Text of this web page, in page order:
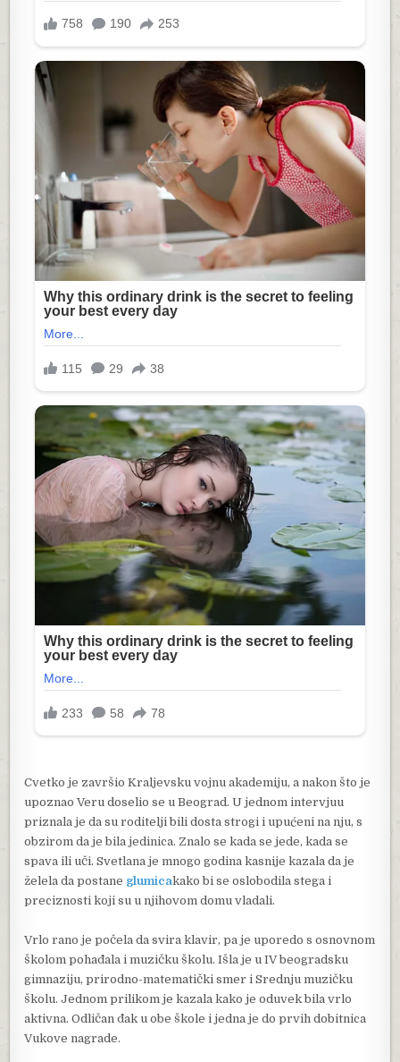
Cvetko je završio Kraljevsku vojnu akademiju, a nakon što je
upoznao Veru doselio se u Beograd. U jednom intervjuu
priznala je da su roditelji bili dosta strogi i upućeni na nju, s
obzirom da je bila jedinica. Znalo se kada se jede, kada se
spava ili uči. Svetlana je mnogo godina kasnije kazala da je
želela da postane glumicakako bi se oslobodila stega i
preciznosti koji su u njihovom domu vladali.
Vrlo rano je počela da svira klavir, pa je uporedo s osnovnom
školom pohađala i muzičku školu. Išla je u IV beogradsku
gimnaziju, prirodno-matematički smer i Srednju muzičku
školu. Jednom prilikom je kazala kako je oduvek bila vrlo
aktivna. Odličan đak u obe škole i jedna je do prvih dobitnica
Vukove nagrade.